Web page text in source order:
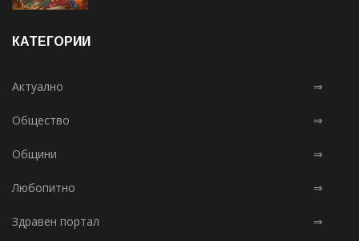
КАТЕГОРИИ
Актуално ⇒
Общество ⇒
Общини ⇒
Любопитно ⇒
Здравен портал ⇒